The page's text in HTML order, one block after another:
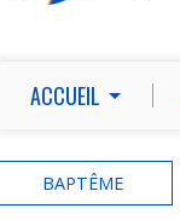
ACCUEIL
BAPTÊME